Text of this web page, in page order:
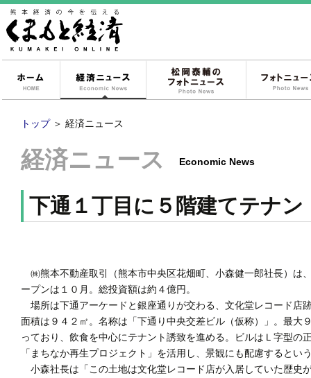
経済ニュース
トップ ＞ 経済ニュース
経済ニュース Economic News
下通１丁目に５階建てテナ
㈱熊本不動産取引（熊本市中央区花畑町、小森健一郎社長）は
ープンは１０月。総投資額は約４億円。
場所は下通アーケードと銀座通りが交わる、文化堂レコード店
面積は９４２㎡。名称は「下通り中央交差ビル（仮称）」。最
っており、飲食を中心にテナント誘致を進める。ビルはＬ字型
「まちなか再生プロジェクト」を活用し、景観にも配慮するとい
小森社長は「この土地は文化堂レコード店が入居していた歴史